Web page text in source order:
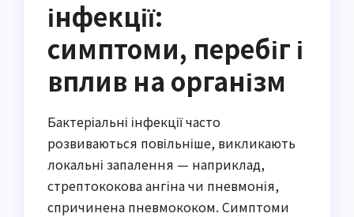
інфекції:
симптоми, перебіг і
вплив на організм
Бактеріальні інфекції часто
розвиваються повільніше, викликають
локальні запалення — наприклад,
стрептококова ангіна чи пневмонія,
спричинена пневмококом. Симптоми